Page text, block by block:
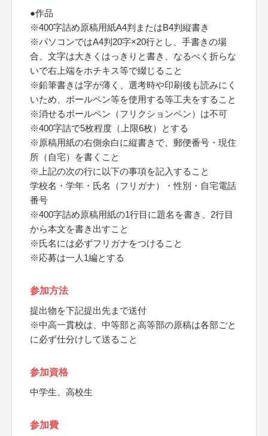
●作品
※400字詰め原稿用紙A4判またはB4判縦書き
※パソコンではA4判20字×20行とし、手書きの場
合、文字は大きくはっきりと書き、なるべく折らな
いで右上端をホチキス等で綴じること
※鉛筆書きは字が薄く、選考時や印刷後も読みにく
いため、ボールペン等を使用する等工夫をすること
※消せるボールペン（フリクションペン）は不可
※400字詰で5枚程度（上限6枚）とする
※原稿用紙の右側余白に縦書きで、郵便番号・現住
所（自宅）を書くこと
※上記の次の行に以下の事項を記入すること
学校名・学年・氏名（フリガナ）・性別・自宅電話
番号
※400字詰め原稿用紙の1行目に題名を書き、2行目
から本文を書き出すこと
※氏名には必ずフリガナをつけること
※応募は一人1編とする
参加方法
提出物を下記提出先まで送付
※中高一貫校は、中等部と高等部の原稿は各部ごと
に必ず仕分けして送ること
参加資格
中学生、高校生
参加費